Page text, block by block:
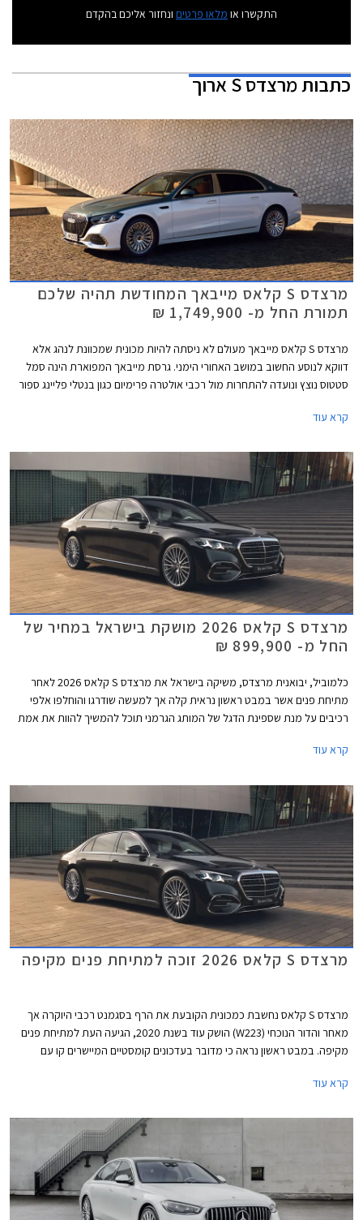
התקשרו או מלאו פרטים ונחזור אליכם בהקדם
כתבותמרצדס S ארוך
מרצדס S קלאס מייבאך המחודשת תהיה שלכם
תמורת החל מ- 1,749,900 ₪
מרצדס S קלאס מייבאך מעולם לא ניסתה להיות מכונית שמכוונת לנהג אלא
דווקא לנוסע החשוב במושב האחורי הימני. גרסת מייבאך המפוארת הינה סמל
סטטוס נוצץ ונועדה להתחרות מול רכבי אולטרה פרימיום כגון בנטלי פליינג ספור
פנים המלטשת את המתכון המוכר ומבטיחה ניתוק מוחלט מהפקקים שבחוץ.
כואבת ממנוע ה- V12 המיתולוגי בגרסה הבכירה לטובת מנוע V8 - אילוץ של
תקנות זיהום האוויר. הדגם ישווק בשתי גרסאות במחיר התחלתי של 1,749,900
₪.
קרא עוד
מרצדס S קלאס 2026 מושקת בישראל במחיר של
החל מ- 899,900 ₪
כלמוביל, יבואנית מרצדס, משיקה בישראל את מרצדס S קלאס 2026 לאחר
מתיחת פנים אשר במבט ראשון נראית קלה אך למעשה שודרגו והוחלפו אלפי
רכיבים על מנת שספינת הדגל של המותג הגרמני תוכל להמשיך להוות את אמת
קרא עוד
מרצדס S קלאס 2026 זוכה למתיחת פנים מקיפה
מרצדס S קלאס נחשבת כמכונית הקובעת את הרף בסגמנט רכבי היוקרה אך
מאחר והדור הנוכחי (W223) הושק עוד בשנת 2020, הגיעה העת למתיחת פנים
מקיפה. במבט ראשון נראה כי מדובר בעדכונים קומסטיים המיישרים קו עם
ושלל שינויים עמוקים ומהותיים.
קרא עוד